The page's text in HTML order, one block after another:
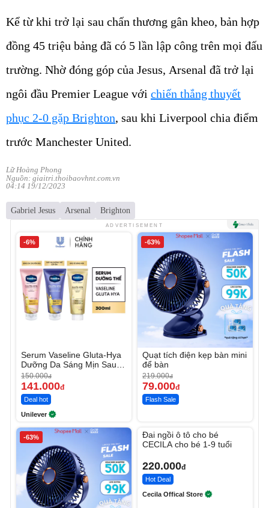
Kể từ khi trở lại sau chấn thương gân kheo, bản hợp
đồng 45 triệu bảng đã có 5 lần lập công trên mọi đấu
trường. Nhờ đóng góp của Jesus, Arsenal đã trở lại
ngôi đầu Premier League với chiến thắng thuyết
phục 2-0 gặp Brighton, sau khi Liverpool chia điểm
trước Manchester United.
Lữ Hoàng Phong
Nguồn: giaitri.thoibaovhnt.com.vn
04:14 19/12/2023
Gabriel Jesus Arsenal Brighton
ADVERTISEMENT
-6%
Serum Vaseline Gluta-Hya
Dưỡng Da Sáng Mịn Sau 7
Ngày
150.000đ
141.000đ
Deal hot
Unilever
-63%
Quạt tích điện kẹp bàn mini
để bàn
219.000đ
79.000đ
Flash Sale
-63%
Đai ngồi ô tô cho bé
CECILA cho bé 1-9 tuổi
220.000đ
Hot Deal
Cecila Offical Store